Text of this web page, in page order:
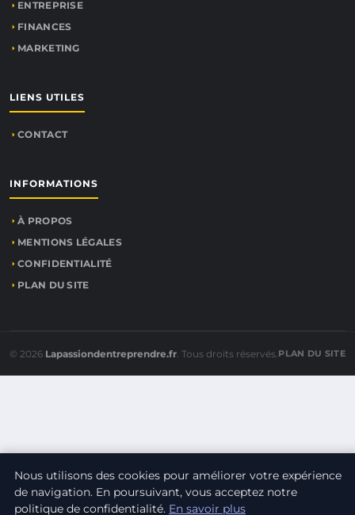
ENTREPRISE
FINANCES
MARKETING
LIENS UTILES
CONTACT
INFORMATIONS
À PROPOS
MENTIONS LÉGALES
CONFIDENTIALITÉ
PLAN DU SITE
© 2026 Lapassiondentreprendre.fr. Tous droits réservés.PLAN DU SITE
Nous utilisons des cookies pour améliorer votre expérience
de navigation. En poursuivant, vous acceptez notre
politique de confidentialité. En savoir plus